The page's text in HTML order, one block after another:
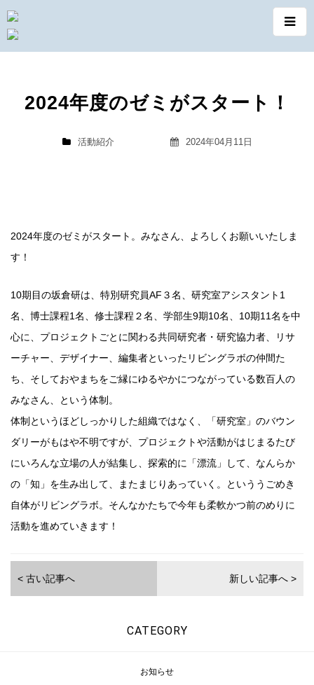
2024年度のゼミがスタート！
活動紹介 2024年04月11日
2024年度のゼミがスタート。みなさん、よろしくお願いいたしま
す！
10期目の坂倉研は、特別研究員AF３名、研究室アシスタント1
名、博士課程1名、修士課程２名、学部生9期10名、10期11名を中
心に、プロジェクトごとに関わる共同研究者・研究協力者、リサ
ーチャー、デザイナー、編集者といったリビングラボの仲間た
ち、そしておやまちをご縁にゆるやかにつながっている数百人の
みなさん、という体制。
体制というほどしっかりした組織ではなく、「研究室」のバウン
ダリーがもはや不明ですが、プロジェクトや活動がはじまるたび
にいろんな立場の人が結集し、探索的に「漂流」して、なんらか
の「知」を生み出して、またまじりあっていく。といううごめき
自体がリビングラボ。そんなかたちで今年も柔軟かつ前のめりに
活動を進めていきます！
< 古い記事へ 新しい記事へ >
CATEGORY
お知らせ